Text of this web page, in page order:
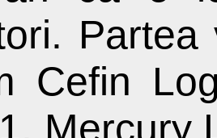
Cefin
Mercury